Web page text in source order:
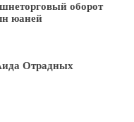
оборот
юаней
Отрадных